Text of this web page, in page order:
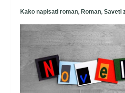
Kako napisati roman, Roman, Saveti